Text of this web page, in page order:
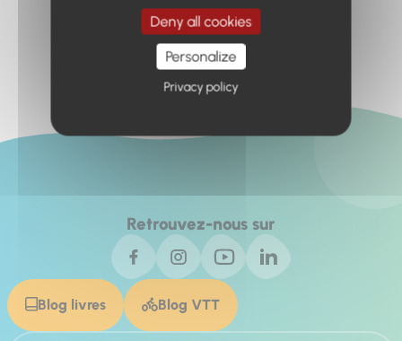
Retour à l'accueil
Retrouvez-nous sur
Blog livres Blog VTT
Deny all cookies
Personalize
Privacy policy